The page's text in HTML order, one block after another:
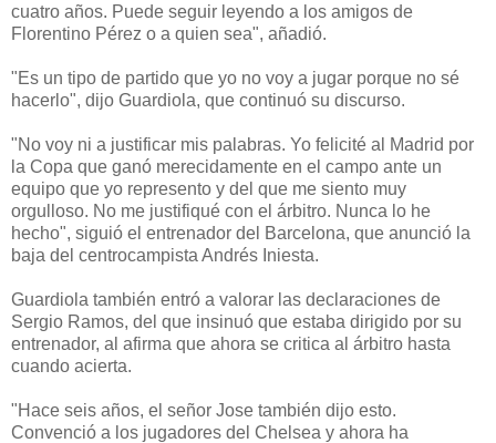
cuatro años. Puede seguir leyendo a los amigos de
Florentino Pérez o a quien sea", añadió.
"Es un tipo de partido que yo no voy a jugar porque no sé
hacerlo", dijo Guardiola, que continuó su discurso.
"No voy ni a justificar mis palabras. Yo felicité al Madrid por
la Copa que ganó merecidamente en el campo ante un
equipo que yo represento y del que me siento muy
orgulloso. No me justifiqué con el árbitro. Nunca lo he
hecho", siguió el entrenador del Barcelona, que anunció la
baja del centrocampista Andrés Iniesta.
Guardiola también entró a valorar las declaraciones de
Sergio Ramos, del que insinuó que estaba dirigido por su
entrenador, al afirma que ahora se critica al árbitro hasta
cuando acierta.
"Hace seis años, el señor Jose también dijo esto.
Convenció a los jugadores del Chelsea y ahora ha